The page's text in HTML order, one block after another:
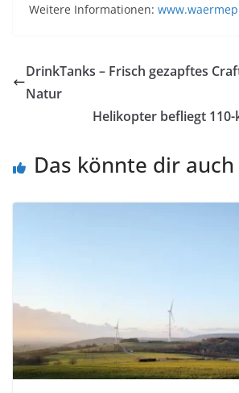
Weitere Informationen:
DrinkTanks – Frisch gezapftes
Natur
Helikopter befliegt
Das könnte dir